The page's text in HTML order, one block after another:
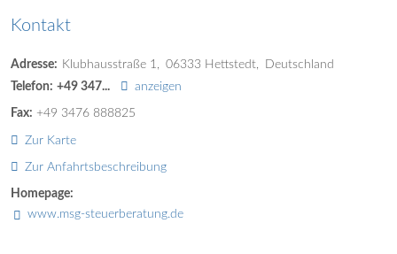
Kontakt
Adresse: Klubhausstraße 1 06333 Hettstedt
Deutschland
Telefon: +49 347... anzeigen
Fax: +49 3476 888825
Zur Karte
Zur Anfahrtsbeschreibung
Homepage:
www.msg-steuerberatung.de